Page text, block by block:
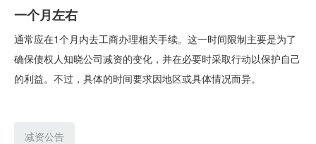
一个月左右
通常应在1个月内去工商办理相关手续。这一时间限制主要是为了
确保债权人知晓公司减资的变化，并在必要时采取行动以保护自己
的利益。不过，具体的时间要求因地区或具体情况而异。
减资公告